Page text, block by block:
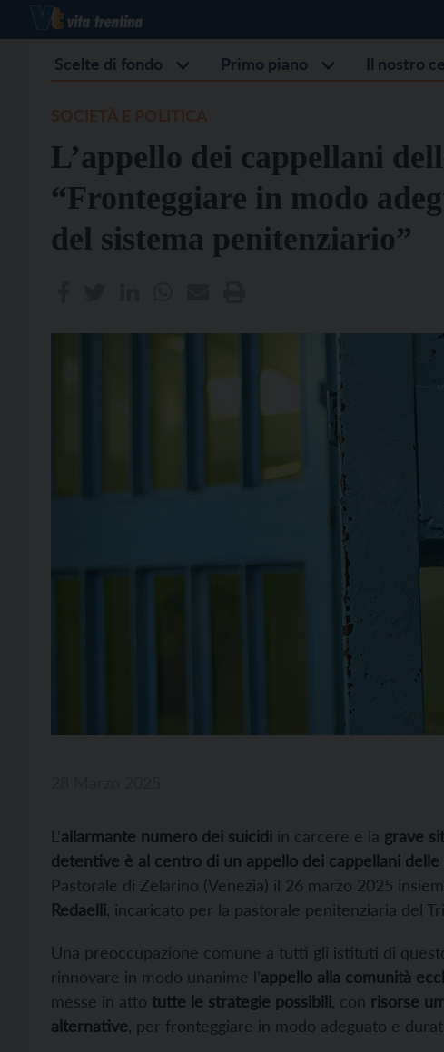
Scelte di fondo Primo piano Il nostro
L’appello dei cappellani
“Fronteggiare in modo
del sistema penitenziario”
L’allarmante numero dei suicidi in carcere e la grave
detentive è al centro di un appello dei cappellani
Pastorale di Zelarino (Venezia) il 26 marzo 2025
Redaelli , incaricato per la pastorale penitenziaria del
Una preoccupazione comune a tutti gli istituti di
rinnovare in modo unanime l’appello alla comunità
messe in atto tutte le strategie possibili , con risorse
alternative , per fronteggiare in modo adeguato e